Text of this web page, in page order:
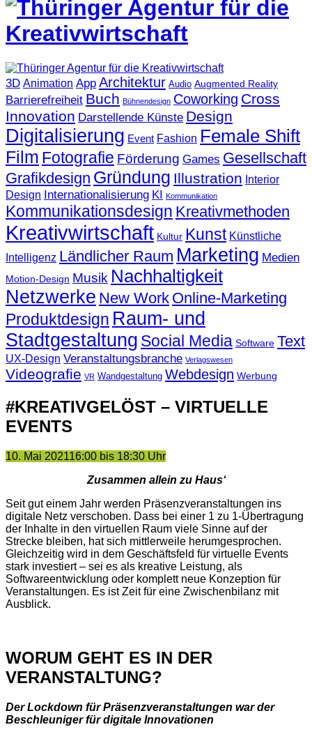
3D Animation App Architektur Audio Augmented Reality
Barrierefreiheit Buch Bühnendesign Coworking Cross
Innovation Darstellende Künste Design
Digitalisierung Event Fashion Female Shift
Film Fotografie Förderung Games Gesellschaft
Grafikdesign Gründung Illustration Interior
Design Internationalisierung KI Kommunikation
Kommunikationsdesign Kreativmethoden
Kreativwirtschaft Kultur Kunst Künstliche
Intelligenz Ländlicher Raum Marketing Medien
Motion-Design Musik Nachhaltigkeit
Netzwerke New Work Online-Marketing
Produktdesign Raum- und
Stadtgestaltung Social Media Software Text
UX-Design Veranstaltungsbranche Verlagswesen
Videografie VR Wandgestaltung Webdesign Werbung
#KREATIVGELÖST – VIRTUELLE
EVENTS
10. Mai 202116:00 bis 18:30 Uhr
Zusammen allein zu Haus‘
Seit gut einem Jahr werden Präsenzveranstaltungen ins
digitale Netz verschoben. Dass bei einer 1 zu 1-Übertragung
der Inhalte in den virtuellen Raum viele Sinne auf der
Strecke bleiben, hat sich mittlerweile herumgesprochen.
Gleichzeitig wird in dem Geschäftsfeld für virtuelle Events
stark investiert – sei es als kreative Leistung, als
Softwareentwicklung oder komplett neue Konzeption für
Veranstaltungen. Es ist Zeit für eine Zwischenbilanz mit
Ausblick.
WORUM GEHT ES IN DER
VERANSTALTUNG?
Der Lockdown für Präsenzveranstaltungen war der
Beschleuniger für digitale Innovationen